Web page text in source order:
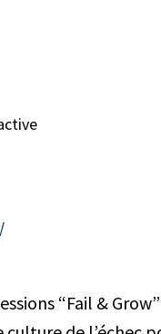
“Fail &